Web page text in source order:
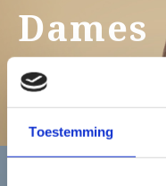
Toestemming
Dames
Bekijk de